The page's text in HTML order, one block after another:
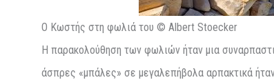
Ο Κωστής στη φωλιά του © Albert Stoecker
Η παρακολούθηση των φωλιών ήταν μια
άσπρες «μπάλες» σε μεγαλεπήβολα αρπακτικά